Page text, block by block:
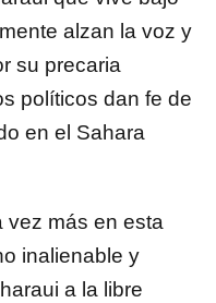
alzan la voz y
su precaria
políticos dan fe de
en el Sahara
vez más en esta
inalienable y
a la libre